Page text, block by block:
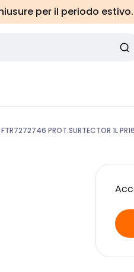
per il periodo estivo.
FTR7272746 PROT.SURTECTOR 1L